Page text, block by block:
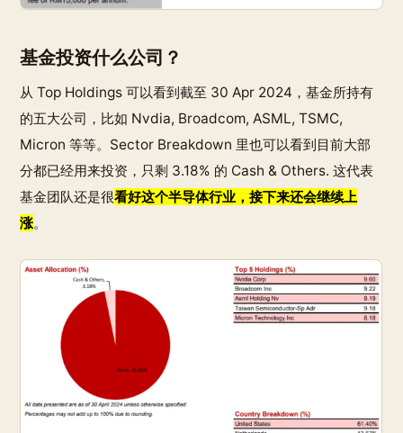
基金投资什么公司？
从 Top Holdings 可以看到截至 30 Apr 2024，基金所持有
的五大公司，比如 Nvdia, Broadcom, ASML, TSMC,
Micron 等等。Sector Breakdown 里也可以看到目前大部
分都已经用来投资，只剩 3.18% 的 Cash & Others. 这代表
基金团队还是很看好这个半导体行业，接下来还会继续上
涨。